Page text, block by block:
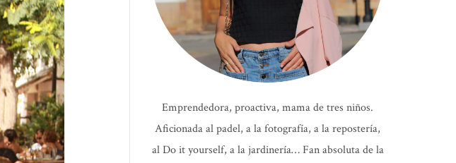
Emprendedora, proactiva, mama de tres niños.
Aficionada al padel, a la fotografía, a la repostería,
al Do it yourself, a la jardinería… Fan absoluta de la